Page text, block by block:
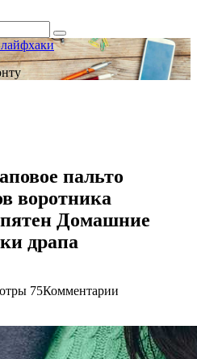
пальто
воротника
Домашние
драпа
75Комментарии